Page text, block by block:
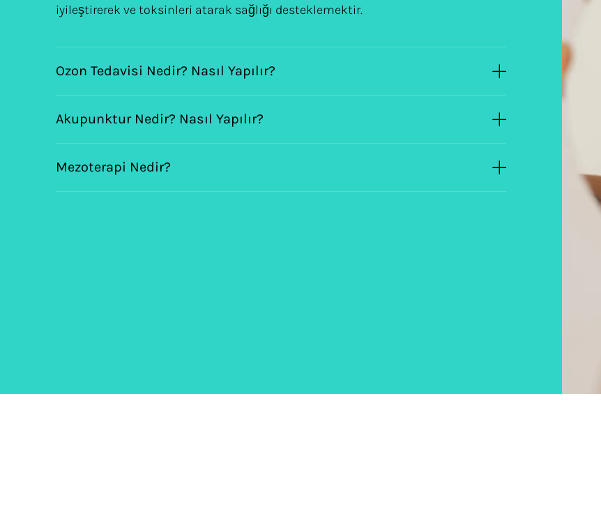
iyileştirerek ve toksinleri atarak sağlığı desteklemektir.
Ozon Tedavisi Nedir? Nasıl Yapılır?
Akupunktur Nedir? Nasıl Yapılır?
Mezoterapi Nedir?